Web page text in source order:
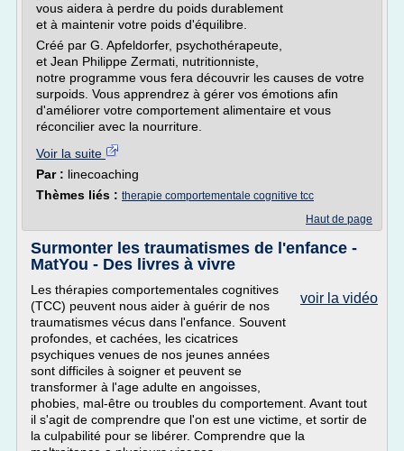
vous aidera à perdre du poids durablement
et à maintenir votre poids d'équilibre.
Créé par G. Apfeldorfer, psychothérapeute,
et Jean Philippe Zermati, nutritionniste,
notre programme vous fera découvrir les causes de votre
surpoids. Vous apprendrez à gérer vos émotions afin
d'améliorer votre comportement alimentaire et vous
réconcilier avec la nourriture.
Voir la suite
Par : linecoaching
Thèmes liés : therapie comportementale cognitive tcc
Haut de page
Surmonter les traumatismes de l'enfance -
MatYou - Des livres à vivre
voir la vidéo
Les thérapies comportementales cognitives
(TCC) peuvent nous aider à guérir de nos
traumatismes vécus dans l'enfance. Souvent
profondes, et cachées, les cicatrices
psychiques venues de nos jeunes années
sont difficiles à soigner et peuvent se
transformer à l'age adulte en angoisses,
phobies, mal-être ou troubles du comportement. Avant tout
il s'agit de comprendre que l'on est une victime, et sortir de
la culpabilité pour se libérer. Comprendre que la